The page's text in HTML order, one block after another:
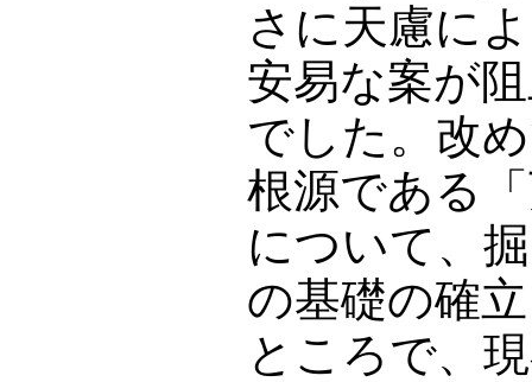
さに天慮に
安易な案が
でした。改
根源である
について、
の基礎の確
ところで、